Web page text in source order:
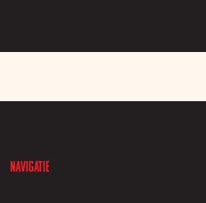
Navigatie